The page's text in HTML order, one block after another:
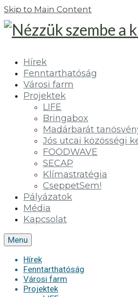
Skip to Main Content
Hírek
Fenntarthatóság
Városi farm
Projektek
LIFE
Bringabox
Madárbarát
Jós utcai közösségi
FOODWAVE
SECAP
Klímastratégia
CseppetSem!
Pályázatok
Média
Kapcsolat
Menu
Hírek
Fenntarthatóság
Városi farm
Projektek